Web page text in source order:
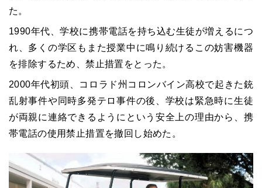
た。
1990年代、学校に携帯電話を持ち込む生徒が増えるにつ
れ、多くの学区もまた授業中に鳴り続けるこの妨害機器
を排除するため、禁止措置をとった。
2000年代初頭、コロラド州コロンバイン高校で起きた銃
乱射事件や同時多発テロ事件の後、学校は緊急時に生徒
が両親に連絡できるようにという安全上の理由から、携
帯電話の使用禁止措置を撤回し始めた。